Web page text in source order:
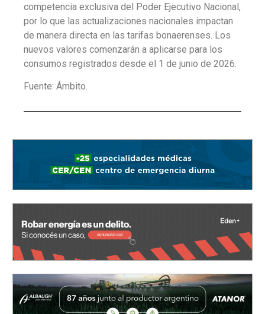
competencia exclusiva del Poder Ejecutivo Nacional,
por lo que las actualizaciones nacionales impactan
de manera directa en las tarifas bonaerenses. Los
nuevos valores comenzarán a aplicarse para los
consumos registrados desde el 1 de junio de 2026.
Fuente: Ámbito.